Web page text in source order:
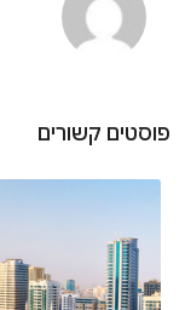
פוסטים קשורים